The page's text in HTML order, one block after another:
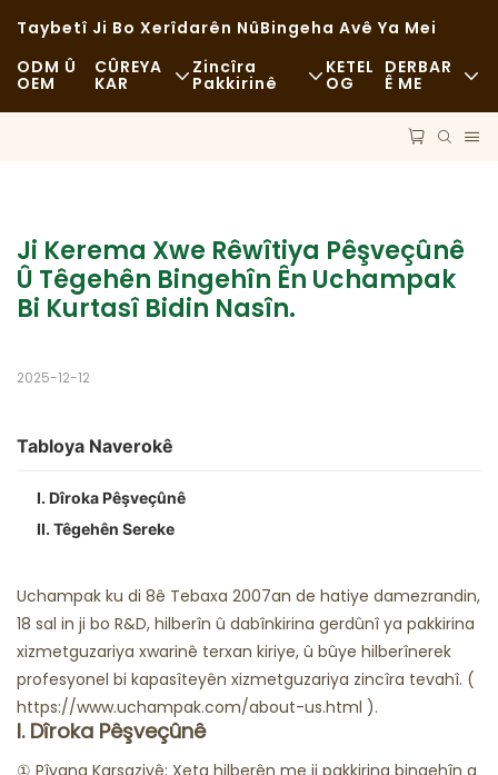
Taybetî Ji Bo Xerîdarên NûBingeha Avê Ya Mei
ODM Û
OEM
CÛREYA
KAR
Kafe Û Qehwexane
Kamyonên Xwarinê
Birajtegeh
Kevçîya Rûn
Restoranên Ghost
Zincîra
Pakkirinê
Teknolocî
KETEL
OG
DERBAR
Ê ME
FAQS
Ji Kerema Xwe Rêwîtiya Pêşveçûnê
Û Têgehên Bingehîn Ên Uchampak
Bi Kurtasî Bidin Nasîn.
2025-12-12
Tabloya Naverokê
I. Dîroka Pêşveçûnê
II. Têgehên Sereke
Uchampak ku di 8ê Tebaxa 2007an de hatiye damezrandin,
18 sal in ji bo R&D, hilberîn û dabînkirina gerdûnî ya pakkirina
xizmetguzariya xwarinê terxan kiriye, û bûye hilberînerek
profesyonel bi kapasîteyên xizmetguzariya zincîra tevahî. (
https://www.uchampak.com/about-us.html ).
I. Dîroka Pêşveçûnê